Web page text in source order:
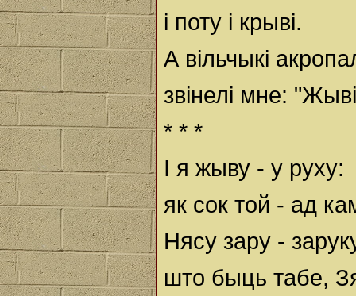
і поту і крыві.
А вільчыкі
звінелі мне:
* * *
І я жыву - у руху:
як сок той - ад
Нясу зару -
што быць табе,